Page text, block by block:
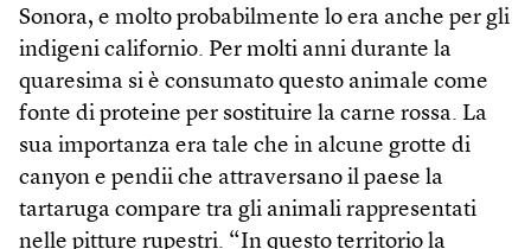
Sonora, e molto probabilmente lo era anche per gli
indigeni californio. Per molti anni durante la
quaresima si è consumato questo animale come
fonte di proteine per sostituire la carne rossa. La
sua importanza era tale che in alcune grotte di
canyon e pendii che attraversano il paese la
tartaruga compare tra gli animali rappresentati
nelle pitture rupestri. “In questo territorio la